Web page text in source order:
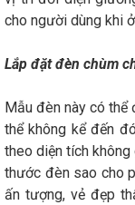
cho người dùng khi
Lắp đặt đèn chùm
Mẫu đèn này có
thể không kể đến
theo diện tích
thước đèn sao cho
ấn tượng, vẻ đẹp